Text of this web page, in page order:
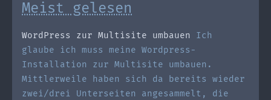
Meist gelesen
WordPress zur Multisite umbauen
Ich
glaube ich muss meine Wordpress-
Installation zur Multisite umbauen.
Mittlerweile haben sich da bereits wieder
zwei/drei Unterseiten angesammelt, die